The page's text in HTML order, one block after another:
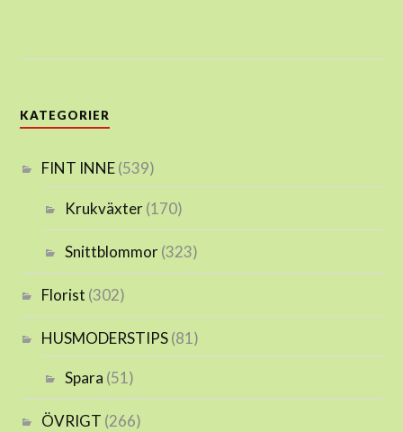
KATEGORIER
FINT INNE(539)
Krukväxter(170)
Snittblommor(323)
Florist (302)
HUSMODERSTIPS(81)
Spara (51)
ÖVRIGT (266)